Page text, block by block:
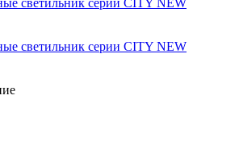
светильник серии CITY NEW